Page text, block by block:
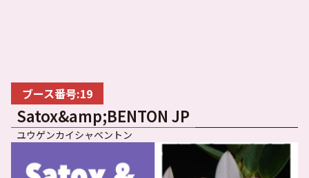
ブース番号:19
Satox&amp;BENTON JP
ユウゲンカイシャベントン